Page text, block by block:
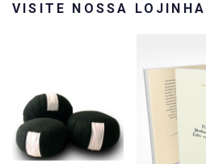
VISITE NOSSA LOJINHA